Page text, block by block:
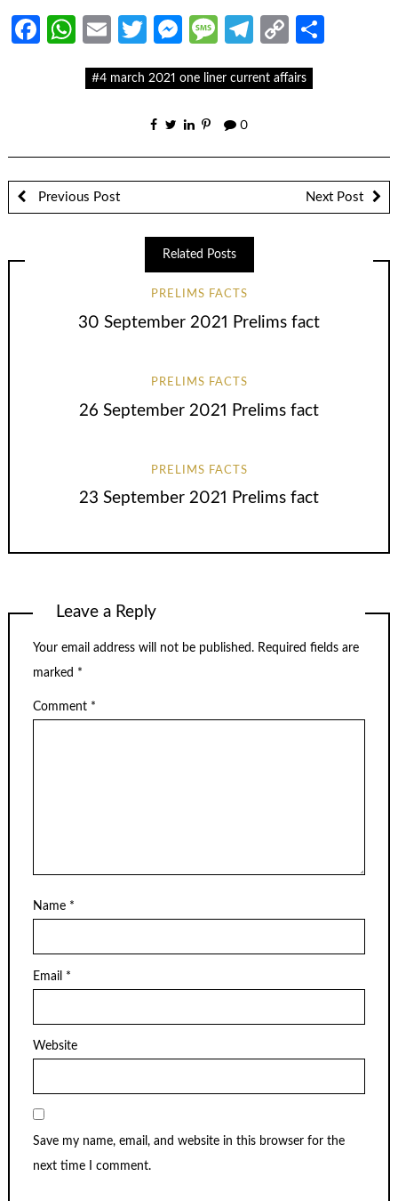
Facebook
WhatsApp
EmailTwitter
Messenger
Message
Telegram
Copy
#4 march 2021 one liner current affairs
0
Previous Post Next Post
Related Posts
PRELIMS FACTS
30 September 2021 Prelims fact
PRELIMS FACTS
26 September 2021 Prelims fact
PRELIMS FACTS
23 September 2021 Prelims fact
Leave a Reply
Your email address will not be published. Required fields are
marked *
Comment *
Name *
Email *
Website
Save my name, email, and website in this browser for the
next time I comment.